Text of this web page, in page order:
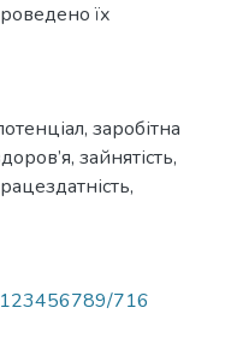
їх
заробітна
зайнятість,
123456789/716